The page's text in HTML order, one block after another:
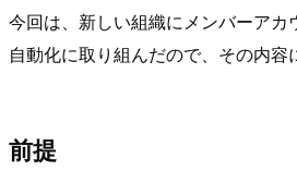
今回は、新しい組織にメンバーアカ
自動化に取り組んだので、その内容
前提